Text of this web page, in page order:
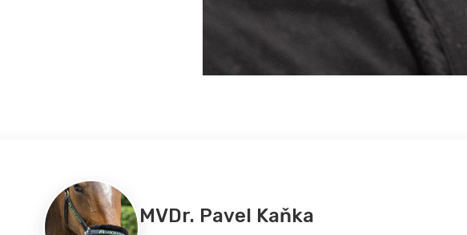
MVDr. Pavel Kaňka